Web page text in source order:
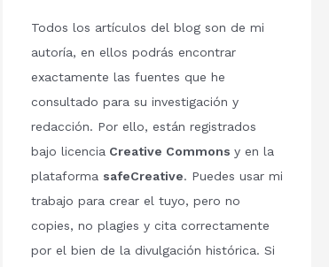
Todos los artículos del blog son de mi
autoría, en ellos podrás encontrar
exactamente las fuentes que he
consultado para su investigación y
redacción. Por ello, están registrados
bajo licencia Creative Commons y en la
plataforma safeCreative. Puedes usar mi
trabajo para crear el tuyo, pero no
copies, no plagies y cita correctamente
por el bien de la divulgación histórica. Si